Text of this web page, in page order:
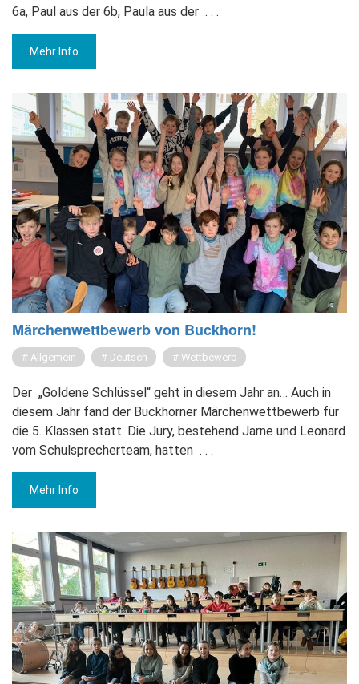
6a, Paul aus der 6b, Paula aus der . . .
Mehr Info
Mär­chen­wett­be­werb von Buck­horn!
Allgemein Deutsch Wettbewerb
Der „Goldene Schlüssel“ geht in diesem Jahr an… Auch in
diesem Jahr fand der Buckhorner Märchenwettbewerb für
die 5. Klassen statt. Die Jury, bestehend Jarne und Leonard
vom Schulsprecherteam, hatten . . .
Mehr Info